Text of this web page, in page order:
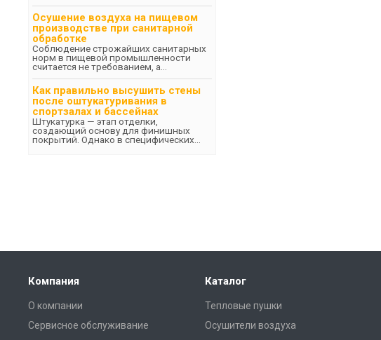
Осушение воздуха на пищевом
производстве при санитарной
обработке
Соблюдение строжайших санитарных
норм в пищевой промышленности
считается не требованием, а...
Как правильно высушить стены
после оштукатуривания в
спортзалах и бассейнах
Штукатурка — этап отделки,
создающий основу для финишных
покрытий. Однако в специфических...
Компания
О компании
Сервисное обслуживание
Каталог
Тепловые пушки
Осушители воздуха